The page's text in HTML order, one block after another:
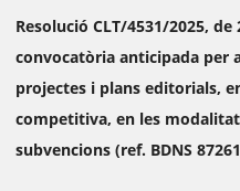
Resolució CLT/4531/2025,
convocatòria anticipada per
projectes i plans editorials,
competitiva, en les
subvencions (ref. BDNS